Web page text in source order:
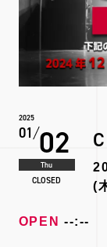
2025
01 02
Thu
CLOSED
(
OPEN --:--